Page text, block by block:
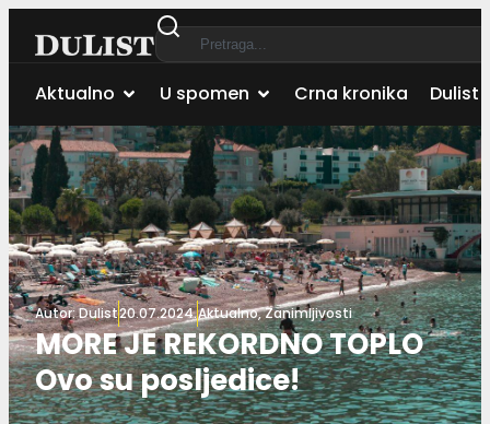
Aktualno U spomen Crna kronika Dulist
Autor:Dulist20.07.2024.Aktualno,Zanimljivosti
MORE JE REKORDNO TOPLO
Ovo su posljedice!